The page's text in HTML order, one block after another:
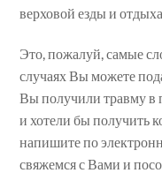
верховой езды и
Это, пожалуй, самые
случаях Вы можете
Вы получили травму в
и хотели бы получить
напишите по
свяжемся с Вами и